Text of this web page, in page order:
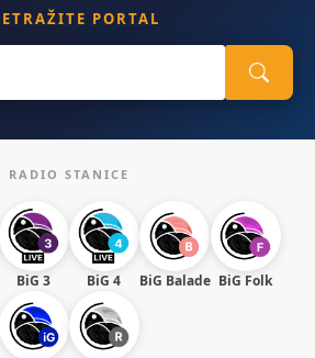
PORTAL
RADIO STANICE
BiG 3 BiG 4 BiG Balade BiG Folk